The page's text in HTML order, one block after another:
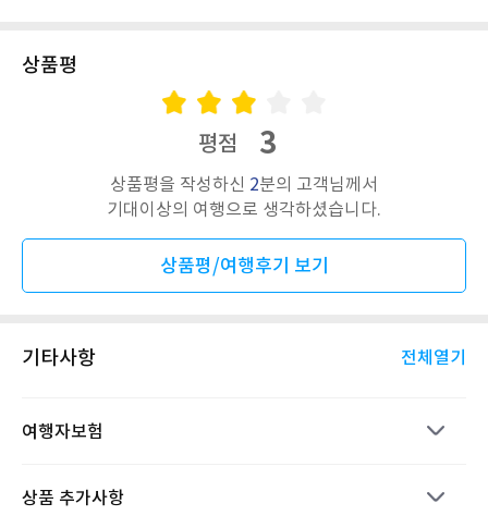
상품평
평점 3
상품평을 작성하신 2분의 고객님께서
기대이상의 여행으로 생각하셨습니다.
상품평/여행후기 보기
기타사항 전체열기
여행자보험
상품 추가사항